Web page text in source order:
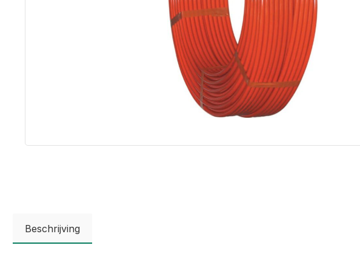
Beschrijving